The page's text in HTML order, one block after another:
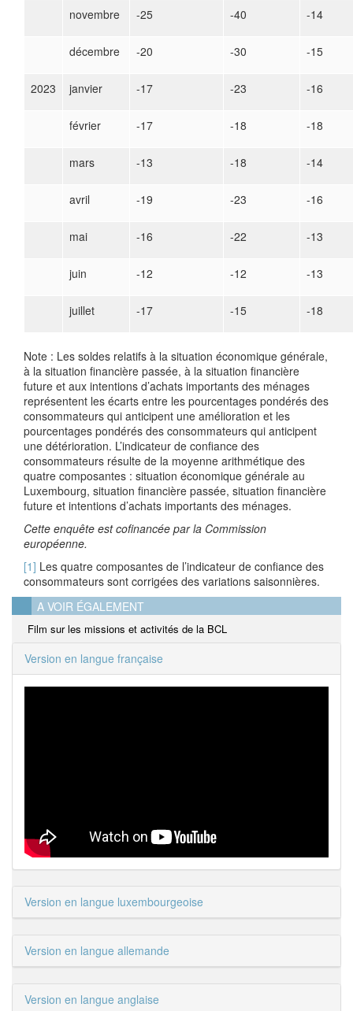
novembre -25 -40 -14
décembre -20 -30 -15
2023 janvier -17 -23 -16
février -17 -18 -18
mars -13 -18 -14
avril -19 -23 -16
mai -16 -22 -13
juin -12 -12 -13
juillet -17 -15 -18
Note : Les soldes relatifs à la situation économique générale,
à la situation financière passée, à la situation financière
future et aux intentions d’achats importants des ménages
représentent les écarts entre les pourcentages pondérés des
consommateurs qui anticipent une amélioration et les
pourcentages pondérés des consommateurs qui anticipent
une détérioration. L’indicateur de confiance des
consommateurs résulte de la moyenne arithmétique des
quatre composantes : situation économique générale au
Luxembourg, situation financière passée, situation financière
future et intentions d’achats importants des ménages.
Cette enquête est cofinancée par la Commission
européenne.
[1] Les quatre composantes de l’indicateur de confiance des
consommateurs sont corrigées des variations saisonnières.
A VOIR ÉGALEMENT
Film sur les missions et activités de la BCL
Version en langue française
Version en langue luxembourgeoise
Version en langue allemande
Version en langue anglaise